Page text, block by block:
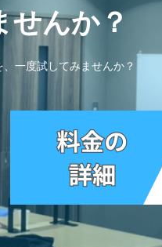
せんか？
一度試してみませんか？